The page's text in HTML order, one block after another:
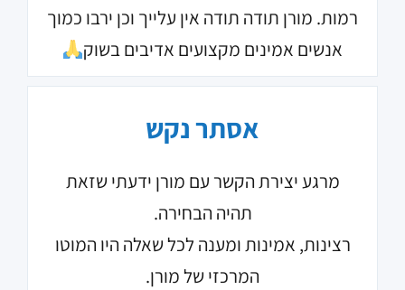
רמות. מורן תודה תודה אין עלייך וכן ירבו כמוך
אנשים אמינים מקצועים אדיבים בשוק
אסתר נקש
מרגע יצירת הקשר עם מורן ידעתי שזאת
תהיה הבחירה.
רצינות, אמינות ומענה לכל שאלה היו המוטו
המרכזי של מורן.